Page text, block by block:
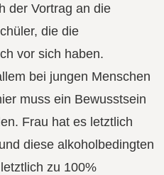
der Vortrag an die
die die
vor sich haben.
bei jungen Menschen
muss ein Bewusstsein
Frau hat es letztlich
diese alkoholbedingten
zu 100%